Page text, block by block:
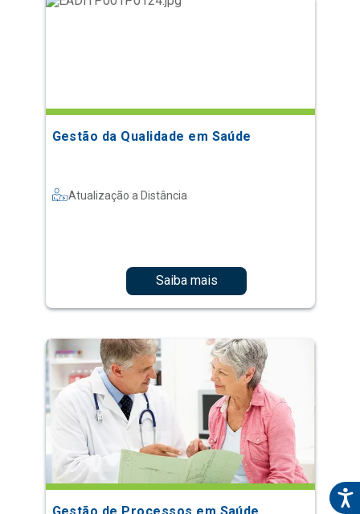
Gestão da Qualidade em Saúde
Atualização a Distância
Saiba mais